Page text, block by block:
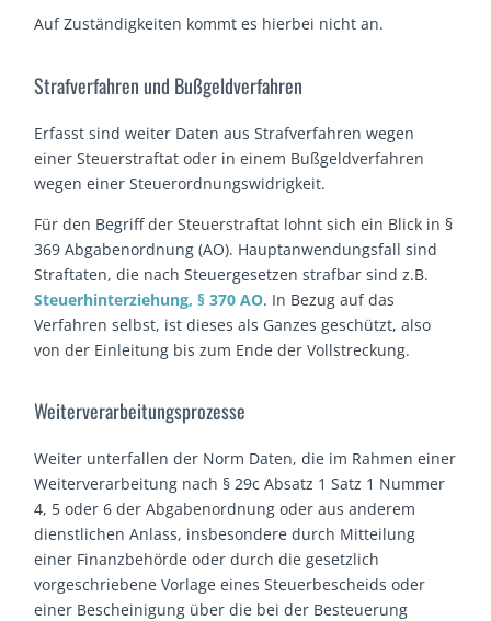
Auf Zuständigkeiten kommt es hierbei nicht an.
Strafverfahren und Bußgeldverfahren
Erfasst sind weiter Daten aus Strafverfahren wegen
einer Steuerstraftat oder in einem Bußgeldverfahren
wegen einer Steuerordnungswidrigkeit.
Für den Begriff der Steuerstraftat lohnt sich ein Blick in §
369 Abgabenordnung (AO). Hauptanwendungsfall sind
Straftaten, die nach Steuergesetzen strafbar sind z.B.
Steuerhinterziehung, § 370 AO. In Bezug auf das
Verfahren selbst, ist dieses als Ganzes geschützt, also
von der Einleitung bis zum Ende der Vollstreckung.
Weiterverarbeitungsprozesse
Weiter unterfallen der Norm Daten, die im Rahmen einer
Weiterverarbeitung nach § 29c Absatz 1 Satz 1 Nummer
4, 5 oder 6 der Abgabenordnung oder aus anderem
dienstlichen Anlass, insbesondere durch Mitteilung
einer Finanzbehörde oder durch die gesetzlich
vorgeschriebene Vorlage eines Steuerbescheids oder
einer Bescheinigung über die bei der Besteuerung